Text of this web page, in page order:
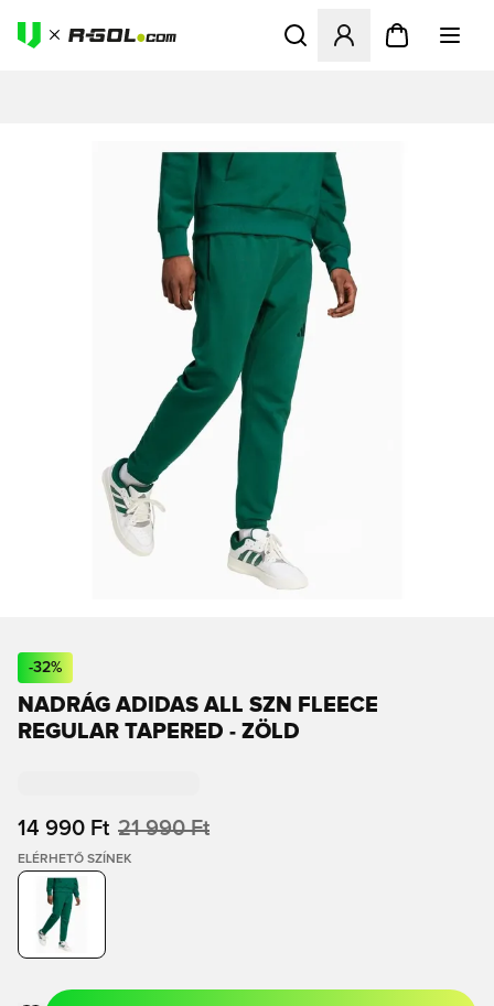
Megnyit egy modált a
-32%
NADRÁG ADIDAS ALL SZN FLEECE
REGULAR TAPERED - ZÖLD
14 990 Ft 21 990 Ft
ELÉRHETŐ SZÍNEK